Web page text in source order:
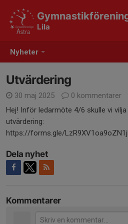
Nyheter
Lila
Utvärdering
30 maj 2025
0 kommentarer
Hej! Inför ledarmöte 4/6 skulle vi
utvärdering:
https://forms.gle/
Dela nyhet
Kommentarer